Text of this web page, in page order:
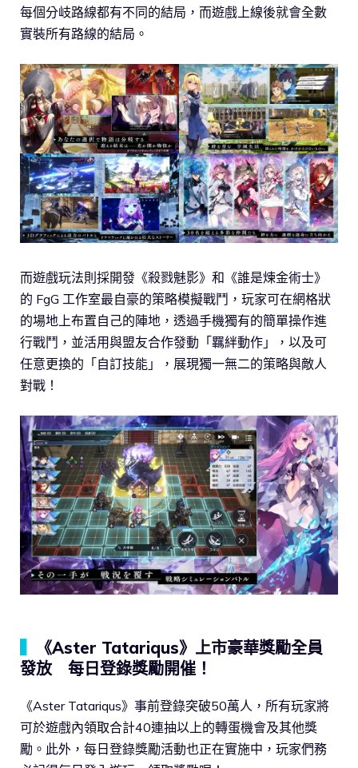
每個分岐路線都有不同的結局，而遊戲上線後就會全數
實裝所有路線的結局。
而遊戲玩法則採開發《殺戮魅影》和《誰是煉金術士》
的 FgG 工作室最自豪的策略模擬戰鬥，玩家可在網格狀
的場地上布置自己的陣地，透過手機獨有的簡單操作進
行戰鬥，並活用與盟友合作發動「羈絆動作」，以及可
任意更換的「自訂技能」，展現獨一無二的策略與敵人
對戰！
《Aster Tatariqus》上市豪華獎勵全員
發放 每日登錄獎勵開催！
《Aster Tatariqus》事前登錄突破50萬人，所有玩家將
可於遊戲內領取合計40連抽以上的轉蛋機會及其他獎
勵。此外，每日登錄獎勵活動也正在實施中，玩家們務